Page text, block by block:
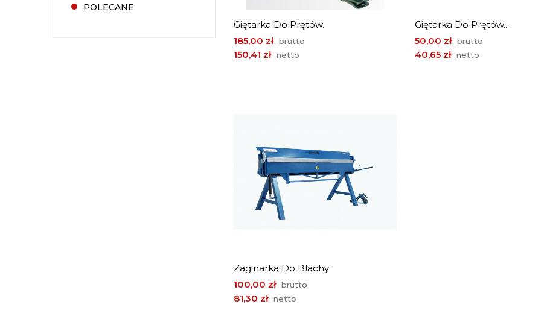
POLECANE
Giętarka Do Prętów...
Cena
185,00 zł brutto
150,41 zł netto
Giętarka Do Prętów...
Cena
50,00 zł brutto
40,65 zł netto
Zaginarka Do Blachy
Cena
100,00 zł brutto
81,30 zł netto